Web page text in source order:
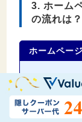
3. ホーム
の流れは？
ホームペー
サイト
コンテ
改ざん